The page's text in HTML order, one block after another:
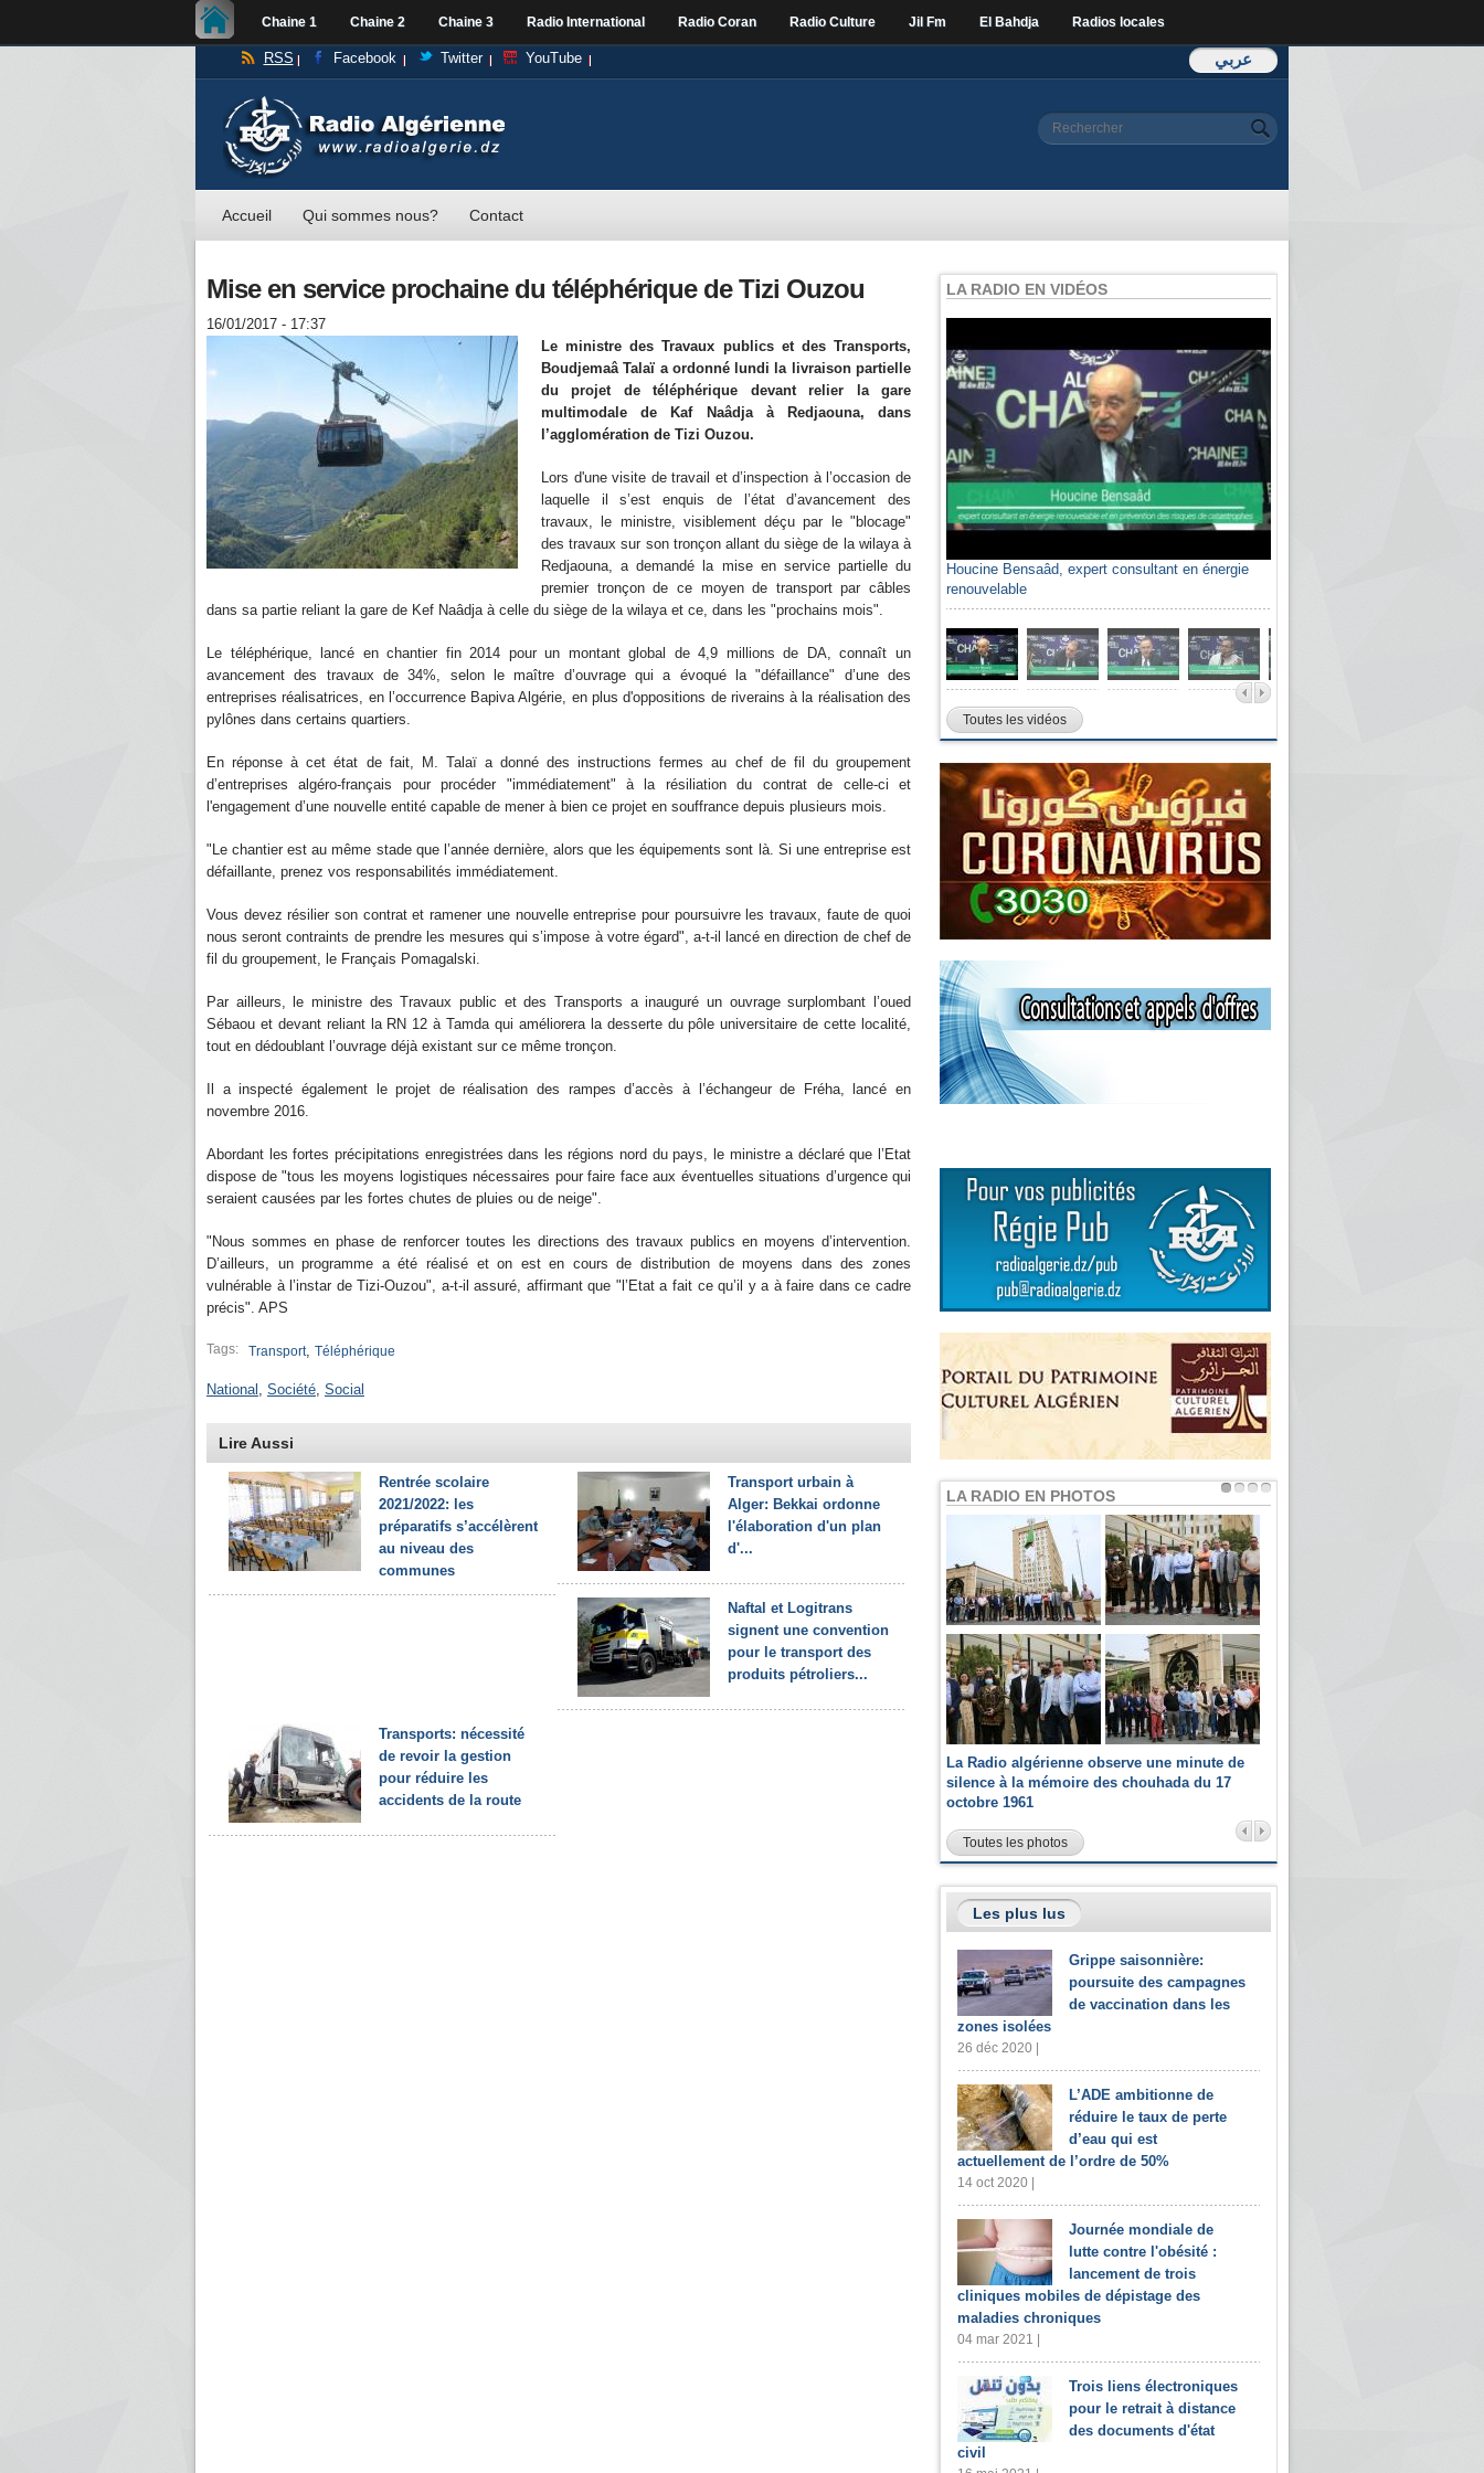
Chaine 1 Chaine 2 Chaine 3 Radio International Radio Coran Radio Culture Jil Fm El Bahdja Radios locales
عربي RSS Facebook Twitter YouTube
Formulaire de
Rechercher
Accueil Qui sommes nous? Contact
Mise en service prochaine du téléphérique de Tizi Ouzou
16/01/2017 - 17:37
Le ministre des Travaux publics et des Transports,
Boudjemaâ Talaï a ordonné lundi la livraison partielle
du projet de téléphérique devant relier la gare
multimodale de Kaf Naâdja à Redjaouna, dans
l’agglomération de Tizi Ouzou.
Lors d'une visite de travail et d’inspection à l’occasion de
laquelle il s’est enquis de l’état d’avancement des
travaux, le ministre, visiblement déçu par le "blocage"
des travaux sur son tronçon allant du siège de la wilaya à
Redjaouna, a demandé la mise en service partielle du
premier tronçon de ce moyen de transport par câbles
dans sa partie reliant la gare de Kef Naâdja à celle du siège de la wilaya et ce, dans les "prochains mois".
Le téléphérique, lancé en chantier fin 2014 pour un montant global de 4,9 millions de DA, connaît un
avancement des travaux de 34%, selon le maître d’ouvrage qui a évoqué la "défaillance" d’une des
entreprises réalisatrices, en l’occurrence Bapiva Algérie, en plus d'oppositions de riverains à la réalisation des
pylônes dans certains quartiers.
En réponse à cet état de fait, M. Talaï a donné des instructions fermes au chef de fil du groupement
d’entreprises algéro-français pour procéder "immédiatement" à la résiliation du contrat de celle-ci et
l'engagement d’une nouvelle entité capable de mener à bien ce projet en souffrance depuis plusieurs mois.
"Le chantier est au même stade que l’année dernière, alors que les équipements sont là. Si une entreprise est
défaillante, prenez vos responsabilités immédiatement.
Vous devez résilier son contrat et ramener une nouvelle entreprise pour poursuivre les travaux, faute de quoi
nous seront contraints de prendre les mesures qui s’impose à votre égard", a-t-il lancé en direction de chef de
fil du groupement, le Français Pomagalski.
Par ailleurs, le ministre des Travaux public et des Transports a inauguré un ouvrage surplombant l’oued
Sébaou et devant reliant la RN 12 à Tamda qui améliorera la desserte du pôle universitaire de cette localité,
tout en dédoublant l’ouvrage déjà existant sur ce même tronçon.
Il a inspecté également le projet de réalisation des rampes d’accès à l’échangeur de Fréha, lancé en
novembre 2016.
Abordant les fortes précipitations enregistrées dans les régions nord du pays, le ministre a déclaré que l’Etat
dispose de "tous les moyens logistiques nécessaires pour faire face aux éventuelles situations d’urgence qui
seraient causées par les fortes chutes de pluies ou de neige".
"Nous sommes en phase de renforcer toutes les directions des travaux publics en moyens d’intervention.
D’ailleurs, un programme a été réalisé et on est en cours de distribution de moyens dans des zones
vulnérable à l’instar de Tizi-Ouzou", a-t-il assuré, affirmant que "l’Etat a fait ce qu’il y a à faire dans ce cadre
précis". APS
Tags: Transport, Téléphérique
National , Société, Social
Lire Aussi
Rentrée scolaire
2021/2022: les
préparatifs s’accélèrent
au niveau des
communes
Transport urbain à
Alger: Bekkai ordonne
l'élaboration d'un plan
d'...
Naftal et Logitrans
signent une convention
pour le transport des
produits pétroliers...
Transports: nécessité
de revoir la gestion
pour réduire les
accidents de la route
LA RADIO EN VIDÉOS
Houcine Bensaâd, expert consultant en énergie
renouvelable
Toutes les vidéos
LA RADIO EN PHOTOS
La Radio algérienne observe une minute de
silence à la mémoire des chouhada du 17
octobre 1961
Toutes les photos
Les plus lus
Grippe saisonnière:
poursuite des campagnes
de vaccination dans les
zones isolées
26 déc 2020 |
L’ADE ambitionne de
réduire le taux de perte
d’eau qui est
actuellement de l’ordre de 50%
14 oct 2020 |
Journée mondiale de
lutte contre l'obésité :
lancement de trois
cliniques mobiles de dépistage des
maladies chroniques
04 mar 2021 |
Trois liens électroniques
pour le retrait à distance
des documents d'état
civil